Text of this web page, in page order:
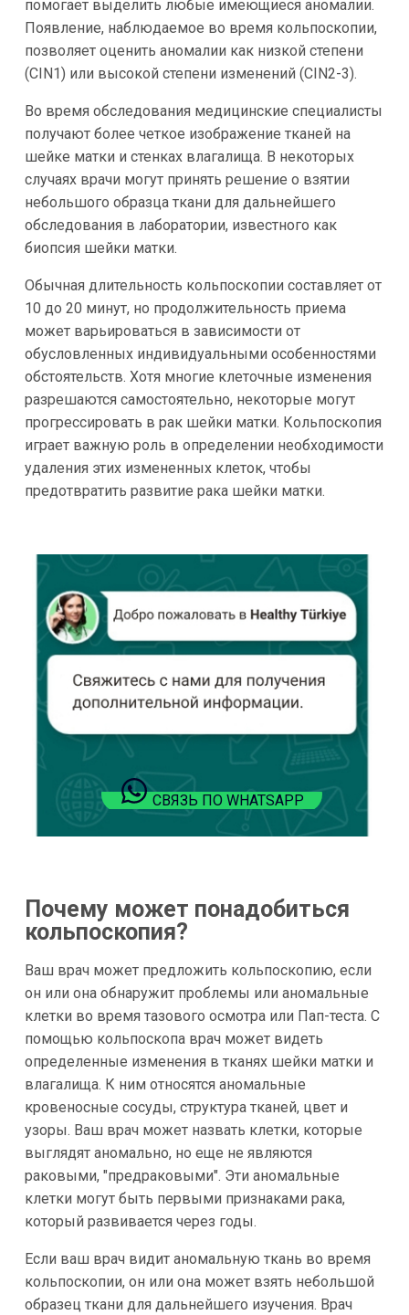
помогает выделить любые имеющиеся аномалии.
Появление, наблюдаемое во время кольпоскопии,
позволяет оценить аномалии как низкой степени
(CIN1) или высокой степени изменений (CIN2-3).
Во время обследования медицинские специалисты
получают более четкое изображение тканей на
шейке матки и стенках влагалища. В некоторых
случаях врачи могут принять решение о взятии
небольшого образца ткани для дальнейшего
обследования в лаборатории, известного как
биопсия шейки матки.
Обычная длительность кольпоскопии составляет от
10 до 20 минут, но продолжительность приема
может варьироваться в зависимости от
обусловленных индивидуальными особенностями
обстоятельств. Хотя многие клеточные изменения
разрешаются самостоятельно, некоторые могут
прогрессировать в рак шейки матки. Кольпоскопия
играет важную роль в определении необходимости
удаления этих измененных клеток, чтобы
предотвратить развитие рака шейки матки.
СВЯЗЬ ПО WHATSAPP
Почему может понадобиться
кольпоскопия?
Ваш врач может предложить кольпоскопию, если
он или она обнаружит проблемы или аномальные
клетки во время тазового осмотра или Пап-теста. С
помощью кольпоскопа врач может видеть
определенные изменения в тканях шейки матки и
влагалища. К ним относятся аномальные
кровеносные сосуды, структура тканей, цвет и
узоры. Ваш врач может назвать клетки, которые
выглядят аномально, но еще не являются
раковыми, "предраковыми". Эти аномальные
клетки могут быть первыми признаками рака,
который развивается через годы.
Если ваш врач видит аномальную ткань во время
кольпоскопии, он или она может взять небольшой
образец ткани для дальнейшего изучения. Врач